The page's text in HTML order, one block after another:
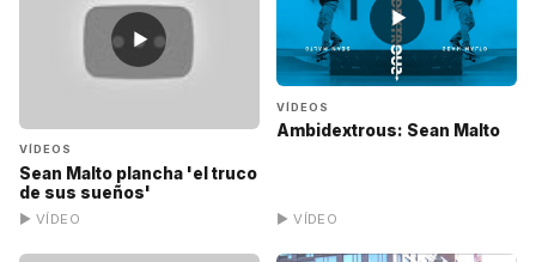
▶
VÍDEOS
Sean Malto plancha 'el truco
de sus sueños'
▶ VÍDEO
▶
VÍDEOS
Ambidextrous: Sean Malto
▶ VÍDEO